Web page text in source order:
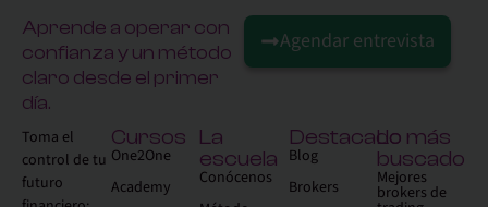
Aprende a operar con
confianza y un método
claro desde el primer
día.
Agendar entrevista
Toma el
control de tu
futuro
Cursos
One2One
Academy
La
escuela
Conócenos
Destacado
Blog
Brokers
Lo más
buscado
Mejores
brokers de